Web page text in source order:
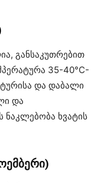
განსაკუთრებით
35-40°C-
და დაბალი
და
ნაკლებობა ხვატის